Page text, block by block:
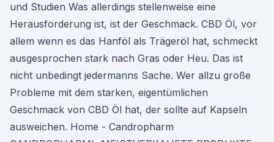
und Studien Was allerdings stellenweise eine
Herausforderung ist, ist der Geschmack. CBD Öl, vor
allem wenn es das Hanföl als Trägeröl hat, schmeckt
ausgesprochen stark nach Gras oder Heu. Das ist
nicht unbedingt jedermanns Sache. Wer allzu große
Probleme mit dem starken, eigentümlichen
Geschmack von CBD Öl hat, der sollte auf Kapseln
ausweichen. Home - Candropharm